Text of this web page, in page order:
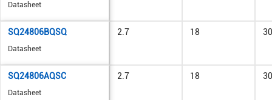
Datasheet
SQ24806BQSQ
Datasheet
2.7 18 30
SQ24806AQSC
Datasheet
2.7 18 30